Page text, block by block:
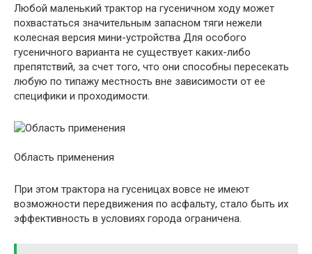
Любой маленький трактор на гусеничном ходу может
похвастаться значительным запасном тяги нежели
колесная версия мини-устройства Для особого
гусеничного варианта не существует каких-либо
препятствий, за счет того, что они способны пересекать
любую по типажу местность вне зависимости от ее
специфики и проходимости.
Область применения
При этом трактора на гусеницах вовсе не имеют
возможности передвижения по асфальту, стало быть их
эффективность в условиях города ограничена.